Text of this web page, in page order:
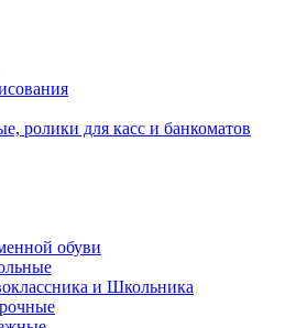
ролики для касс и банкоматов
обуви
и Школьника